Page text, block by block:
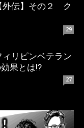
外伝】その２ ク
29
ィリピンベテラン
果とは!?
27